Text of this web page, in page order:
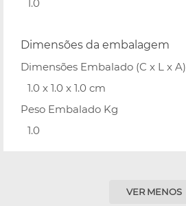
1.0
Dimensões da embalagem
Dimensões Embalado (C x L x A)
1.0 x 1.0 x 1.0 cm
Peso Embalado Kg
1.0
VER MENOS